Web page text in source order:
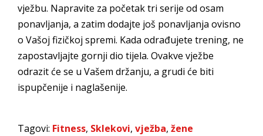
vježbu. Napravite za početak tri serije od osam
ponavljanja, a zatim dodajte još ponavljanja ovisno
o Vašoj fizičkoj spremi. Kada odrađujete trening, ne
zapostavljajte gornji dio tijela. Ovakve vježbe
odrazit će se u Vašem držanju, a grudi će biti
ispupčenije i naglašenije.
Tagovi: Fitness, Sklekovi, vježba, žene